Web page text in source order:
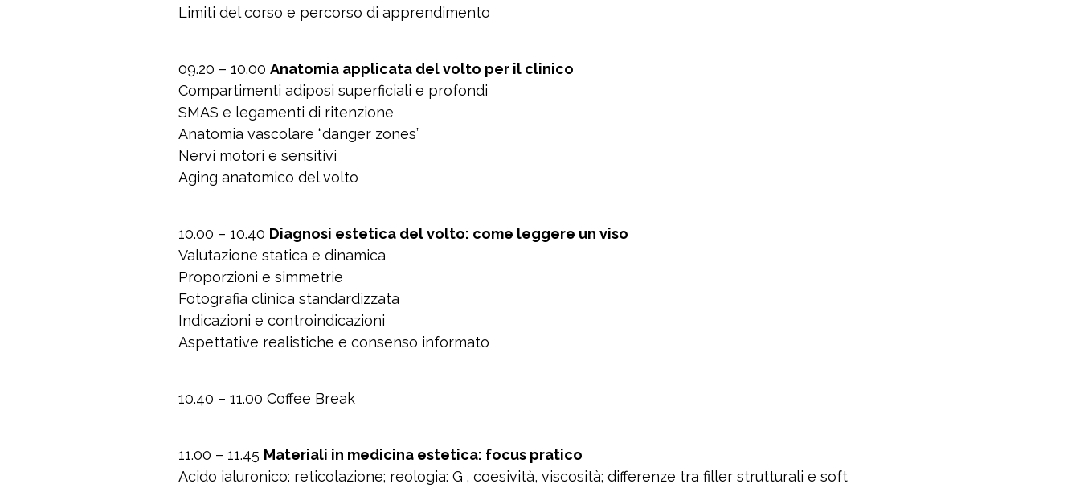
Limiti del corso e percorso di apprendimento
09.20 – 10.00 Anatomia applicata del volto per il clinico
Compartimenti adiposi superficiali e profondi
SMAS e legamenti di ritenzione
Anatomia vascolare “danger zones”
Nervi motori e sensitivi
Aging anatomico del volto
10.00 – 10.40 Diagnosi estetica del volto: come leggere un viso
Valutazione statica e dinamica
Proporzioni e simmetrie
Fotografia clinica standardizzata
Indicazioni e controindicazioni
Aspettative realistiche e consenso informato
10.40 – 11.00 Coffee Break
11.00 – 11.45 Materiali in medicina estetica: focus pratico
Acido ialuronico: reticolazione; reologia: G′, coesività, viscosità; differenze tra filler strutturali e soft